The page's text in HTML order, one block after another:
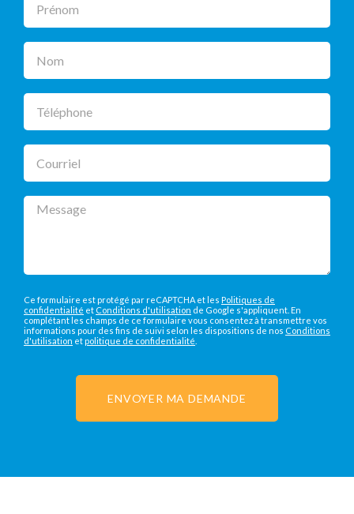
Message
Ce formulaire est protégé par reCAPTCHA et les Politiques de
confidentialité et Conditions d'utilisation de Google s'appliquent. En
complétant les champs de ce formulaire vous consentez à transmettre vos
informations pour des fins de suivi selon les dispositions de nos Conditions
d'utilisation etpolitique de confidentialité
ENVOYER MA DEMANDE